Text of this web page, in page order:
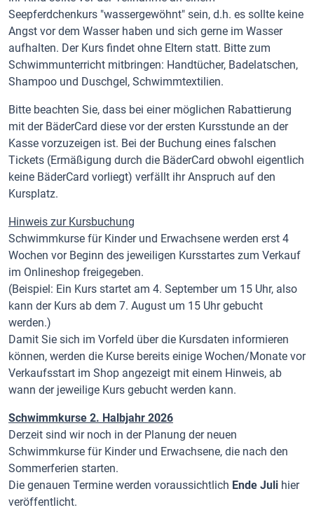
Seepferdchenkurs "wassergewöhnt" sein, d.h. es sollte keine
Angst vor dem Wasser haben und sich gerne im Wasser
aufhalten. Der Kurs findet ohne Eltern statt. Bitte zum
Schwimmunterricht mitbringen: Handtücher, Badelatschen,
Shampoo und Duschgel, Schwimmtextilien.
Bitte beachten Sie, dass bei einer möglichen Rabattierung
mit der BäderCard diese vor der ersten Kursstunde an der
Kasse vorzuzeigen ist. Bei der Buchung eines falschen
Tickets (Ermäßigung durch die BäderCard obwohl eigentlich
keine BäderCard vorliegt) verfällt ihr Anspruch auf den
Kursplatz.
Hinweis zur Kursbuchung
Schwimmkurse für Kinder und Erwachsene werden erst 4
Wochen vor Beginn des jeweiligen Kursstartes zum Verkauf
im Onlineshop freigegeben.
(Beispiel: Ein Kurs startet am 4. September um 15 Uhr, also
kann der Kurs ab dem 7. August um 15 Uhr gebucht
werden.)
Damit Sie sich im Vorfeld über die Kursdaten informieren
können, werden die Kurse bereits einige Wochen/Monate vor
Verkaufsstart im Shop angezeigt mit einem Hinweis, ab
wann der jeweilige Kurs gebucht werden kann.
Schwimmkurse 2. Halbjahr 2026
Derzeit sind wir noch in der Planung der neuen
Schwimmkurse für Kinder und Erwachsene, die nach den
Sommerferien starten.
Die genauen Termine werden voraussichtlich Ende Juli hier
veröffentlicht.